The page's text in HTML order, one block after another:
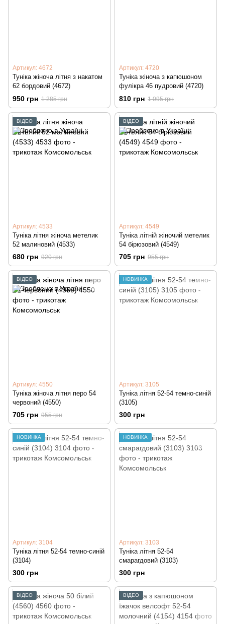
Артикул: 4672
Туніка жіноча літня з накатом
62 бордовий (4672)
950 грн 1 285 грн
Артикул: 4720
Туніка жіноча з капюшоном
фулікра 46 пудровий (4720)
810 грн 1 095 грн
ВІДЕО
Артикул: 4533
Туніка літня жіноча метелик
52 малиновий (4533)
680 грн 920 грн
ВІДЕО
Артикул: 4549
Туніка літній жіночий метелик
54 бірюзовий (4549)
705 грн 955 грн
ВІДЕО
Артикул: 4550
Туніка жіноча літня перо 54
червоний (4550)
705 грн 955 грн
НОВИНКА
Артикул: 3105
Туніка літня 52-54 темно-синій
(3105)
300 грн
НОВИНКА
Артикул: 3104
Туніка літня 52-54 темно-синій
(3104)
300 грн
НОВИНКА
Артикул: 3103
Туніка літня 52-54
смарагдовий (3103)
300 грн
ВІДЕО ВІДЕО